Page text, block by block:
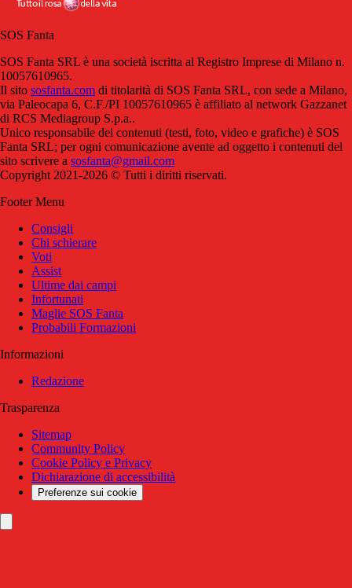
SOS Fanta
SOS Fanta SRL è una società iscritta al Registro Imprese di Milano n.
10057610965.
Il sito sosfanta.com di titolarità di SOS Fanta SRL, con sede a Milano,
via Paleocapa 6, C.F./PI 10057610965 è affiliato al network Gazzanet
di RCS Mediagroup S.p.a..
Unico responsabile dei contenuti (testi, foto, video e grafiche) è SOS
Fanta SRL; per ogni comunicazione avente ad oggetto i contenuti del
sito scrivere a sosfanta@gmail.com
Copyright 2021-2026 © Tutti i diritti riservati.
Footer Menu
Consigli
Chi schierare
Voti
Assist
Ultime dai campi
Infortunati
Maglie SOS Fanta
Probabili Formazioni
Informazioni
Redazione
Trasparenza
Sitemap
Community Policy
Cookie Policy e Privacy
Dichiarazione di accessibilità
Preferenze sui cookie